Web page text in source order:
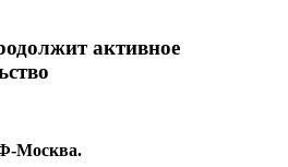
активное
Москва.